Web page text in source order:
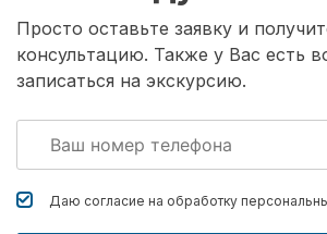
Просто оставьте заявку и
консультацию. Также у Вас есть
записаться на экскурсию.
Даю согласие на обработку